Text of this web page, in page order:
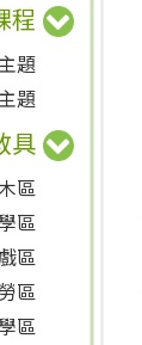
程
題
題
具
區
區
區
區
區